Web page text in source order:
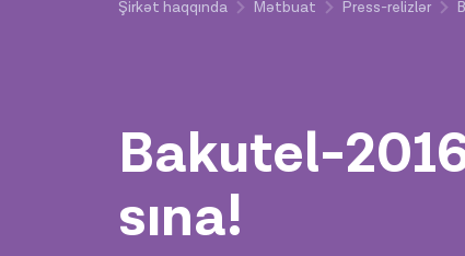
Şirkət haqqında Mətbuat Press-relizlər
Bakutel-
sına!